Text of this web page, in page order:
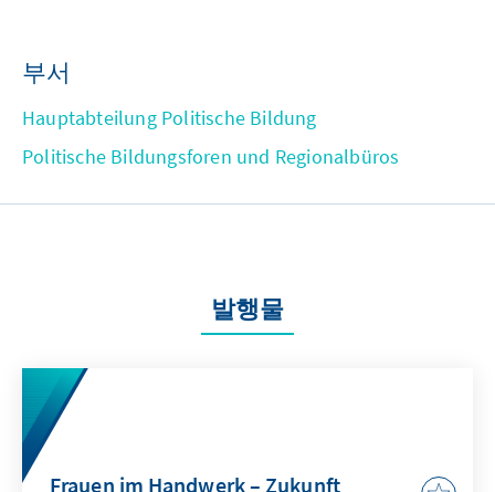
부서
Hauptabteilung Politische Bildung
Politische Bildungsforen und Regionalbüros
발행물
Frauen im Handwerk – Zukunft